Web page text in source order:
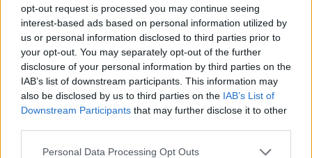
opt-out request is processed you may continue seeing
interest-based ads based on personal information utilized by
us or personal information disclosed to third parties prior to
your opt-out. You may separately opt-out of the further
disclosure of your personal information by third parties on the
IAB’s list of downstream participants. This information may
also be disclosed by us to third parties on the IAB’s List of
Downstream Participants that may further disclose it to other
Personal Data Processing Opt Outs
Publicidad